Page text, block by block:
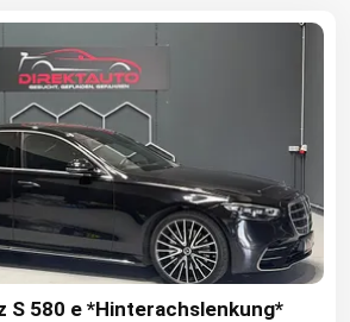
S 580 e *Hinterachslenkung*